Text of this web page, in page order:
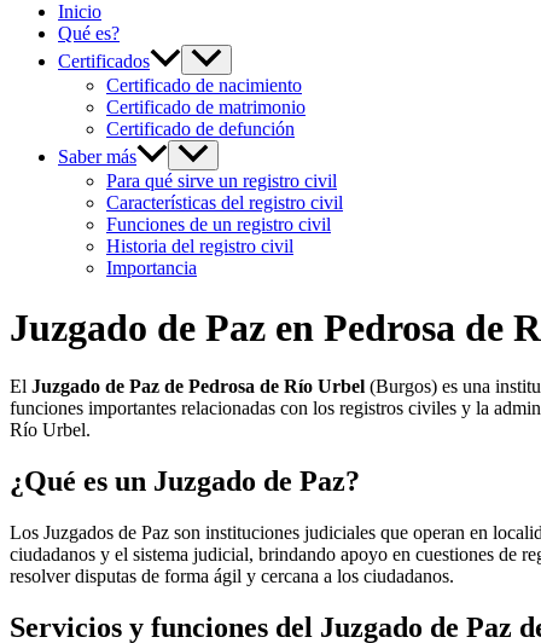
Inicio
Qué es?
Certificados
Certificado de nacimiento
Certificado de matrimonio
Certificado de defunción
Saber más
Para qué sirve un registro civil
Características del registro civil
Funciones de un registro civil
Historia del registro civil
Importancia
Juzgado de Paz en Pedrosa de
El Juzgado de Paz de Pedrosa de Río Urbel (Burgos) es una
funciones importantes relacionadas con los registros civiles y la
Río Urbel.
¿Qué es un Juzgado de Paz?
Los Juzgados de Paz son instituciones judiciales que operan en
ciudadanos y el sistema judicial, brindando apoyo en cuestiones de
resolver disputas de forma ágil y cercana a los ciudadanos.
Servicios y funciones del Juzgado de Paz